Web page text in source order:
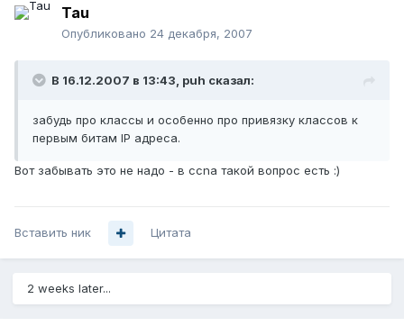
Tau
Опубликовано 24 декабря, 2007
В 16.12.2007 в 13:43, puh сказал:
забудь про классы и особенно про привязку классов к
первым битам IP адреса.
Вот забывать это не надо - в ccna такой вопрос есть :)
Вставить ник Цитата
2 weeks later...